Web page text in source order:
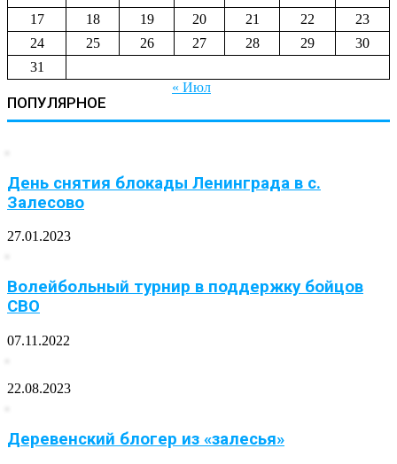
17
18 19 20 21 22
23
24
25 26 27 28 29
30
31
« Июл
ПОПУЛЯРНОЕ
День снятия блокады Ленинграда в с.
Залесово
27.01.2023
Волейбольный турнир в поддержку бойцов
СВО
07.11.2022
22.08.2023
Деревенский блогер из «залесья»